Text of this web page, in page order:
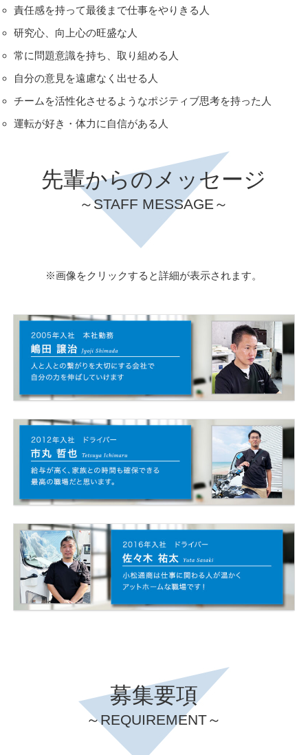
責任感を持って最後まで仕事をやりきる人
研究心、向上心の旺盛な人
常に問題意識を持ち、取り組める人
自分の意見を遠慮なく出せる人
チームを活性化させるようなポジティブ思考を持った人
運転が好き・体力に自信がある人
先輩からのメッセージ
～STAFF MESSAGE～
※画像をクリックすると詳細が表示されます。
小松通商に入社を決めた理由は？
以前は自動車の整備機器を取りあつかう商社で営業をやっていた
のですが、新しいことにチャレンジしたいとの想いから小松通商
に入社しました。
最初は経理部門からスタートし、覚えることが多くて大変だった
のですが、現在は業務全般に携わっています。
担当業務と1日の流れは？
主な担当業務は、配車業務と総務を担当しています。
1日の流れ
6時 車庫で始業点呼を行う
8時 事務所に出社
嬉しかったことや大変だったことは？
嬉しかったこと
お客様のところに行って感謝されたことです。
「いつも明るい笑顔で素晴らしい」と言ってもらえたことが特に
小松通商に入社を決めた理由は？
前職で営業配送をしていたので、それを活かせる仕事がしたくて
応募しました。
また、家族（妻と子供2人）がいるので、仕事とプライベートの
時間どちらも確保したいと思い、小松通商に入社を決めました。
また、朝が早いので、帰りの時間も比較的早く、残業などもほと
んどありません。
嬉しかったことや大変だったことは？
たいと思っていたときに見つけたのが小松通商でした。いくつか
の会社を調べたところ、他の会社と比べて休みも多く、帰宅の時
間も早かったので、仕事とプライベートが両立できそうだと感じ
て、入社を決めました。
担当業務と1日の流れは？
募集要項
～REQUIREMENT～